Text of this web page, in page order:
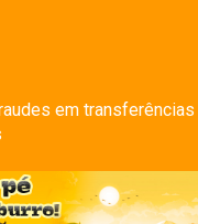
em